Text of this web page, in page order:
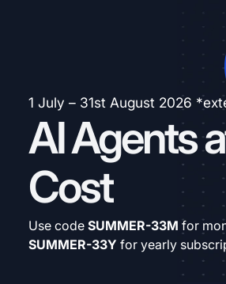
1 July – 31st August 2026
AI Agents
Cost
Use code SUMMER-33M for
SUMMER-33Y for yearly